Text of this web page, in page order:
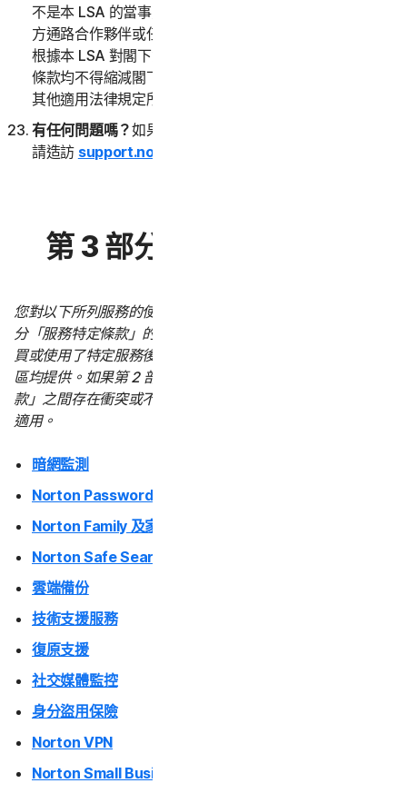
不是本 LSA 的當事方，(ii) 包括諾頓LifeLock 的任何第三
方通路合作夥伴或任何其附屬公司在內的第三方，均不會
根據本 LSA 對閣下負有任何義務或職責。本 LSA 之任何
條款均不得縮減閣下依閣下管轄區之現有消費者保護法或
其他適用法律規定所享有之不得立約放棄之任何權利。
有任何問題嗎？如果閣下對本 LSA 或服務有任何疑問，
請造訪 support.norton.com
第 3 部分 – 服務特定條款
您對以下所列服務的使用受第 2 部分「一般條款」和第 3 部
分「服務特定條款」的約束。「服務特定條款」僅在閣下購
買或使用了特定服務後才適用。並非所有服務在所有國家/地
區均提供。如果第 2 部分「一般條款」與任何「服務特定條
款」之間存在衝突或不一致，則以「服務特定條款」為準並
適用。
暗網監測
Norton Password Manager | 諾頓密碼管理員
Norton Family 及家長防護網
Norton Safe Search 和 Safe Web
雲端備份
技術支援服務
復原支援
社交媒體監控
身分盜用保險
Norton VPN
Norton Small Business